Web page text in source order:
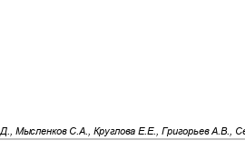
Мысленков С.А., Круглова Е.Е., Григорьев А.В.,